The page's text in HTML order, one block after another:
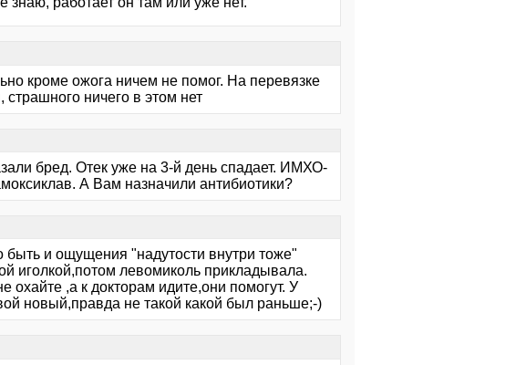
кроме ожога ничем не помог. На перевязке
страшного ничего в этом нет
бред. Отек уже на 3-й день спадает. ИМХО-
А Вам назначили антибиотики?
быть и ощущения "надутости внутри тоже"
иголкой,потом левомиколь прикладывала.
охайте ,а к докторам идите,они помогут. У
новый,правда не такой какой был раньше;-)